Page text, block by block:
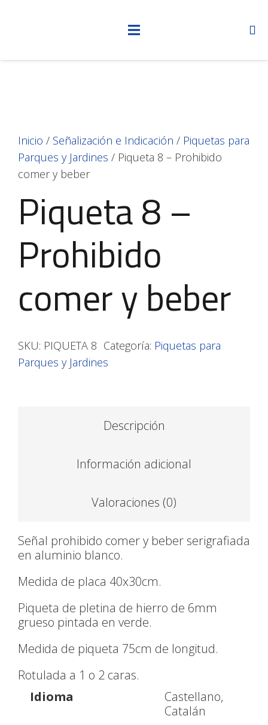
Inicio / Señalización e Indicación / Piquetas para
Parques y Jardines / Piqueta 8 – Prohibido
comer y beber
Piqueta 8 –
Prohibido
comer y beber
SKU: PIQUETA 8 Categoría: Piquetas para
Parques y Jardines
Descripción
Información adicional
Valoraciones (0)
Señal prohibido comer y beber serigrafiada
en aluminio blanco.
Medida de placa 40x30cm.
Piqueta de pletina de hierro de 6mm
grueso pintada en verde.
Medida de piqueta 75cm de longitud.
Rotulada a 1 o 2 caras.
Idioma
Castellano,
Catalán